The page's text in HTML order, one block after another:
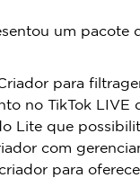
um pacote
para
no TikTok
Lite que
com
para